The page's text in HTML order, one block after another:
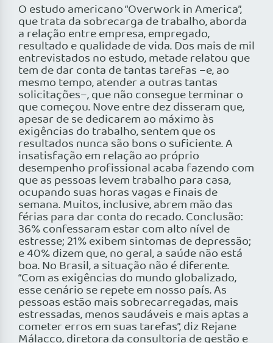
O estudo americano “Overwork in America”,
que trata da sobrecarga de trabalho, aborda
a relação entre empresa, empregado,
resultado e qualidade de vida. Dos mais de mil
entrevistados no estudo, metade relatou que
tem de dar conta de tantas tarefas –e, ao
mesmo tempo, atender a outras tantas
solicitações–, que não consegue terminar o
que começou. Nove entre dez disseram que,
apesar de se dedicarem ao máximo às
exigências do trabalho, sentem que os
resultados nunca são bons o suficiente. A
insatisfação em relação ao próprio
desempenho profissional acaba fazendo com
que as pessoas levem trabalho para casa,
ocupando suas horas vagas e finais de
semana. Muitos, inclusive, abrem mão das
férias para dar conta do recado. Conclusão:
36% confessaram estar com alto nível de
estresse; 21% exibem sintomas de depressão;
e 40% dizem que, no geral, a saúde não está
boa. No Brasil, a situação não é diferente.
“Com as exigências do mundo globalizado,
esse cenário se repete em nosso país. As
pessoas estão mais sobrecarregadas, mais
estressadas, menos saudáveis e mais aptas a
cometer erros em suas tarefas”, diz Rejane